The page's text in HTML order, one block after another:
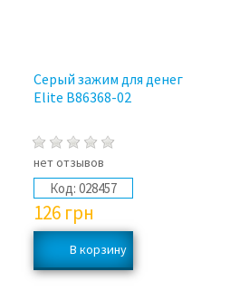
Серый зажим для денег
Elite B86368-02
нет отзывов
Код: 028457
126 грн